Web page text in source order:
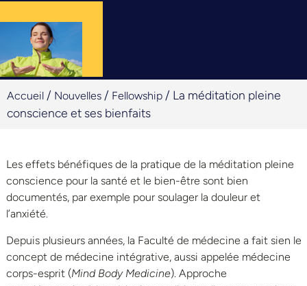
Accueil / Nouvelles / Fellowship / La méditation pleine
conscience et ses bienfaits
Les effets bénéfiques de la pratique de la méditation pleine
conscience pour la santé et le bien-être sont bien
documentés, par exemple pour soulager la douleur et
l’anxiété.
Depuis plusieurs années, la Faculté de médecine a fait sien le
concept de médecine intégrative, aussi appelée médecine
corps-esprit (Mind Body Medicine). Approche